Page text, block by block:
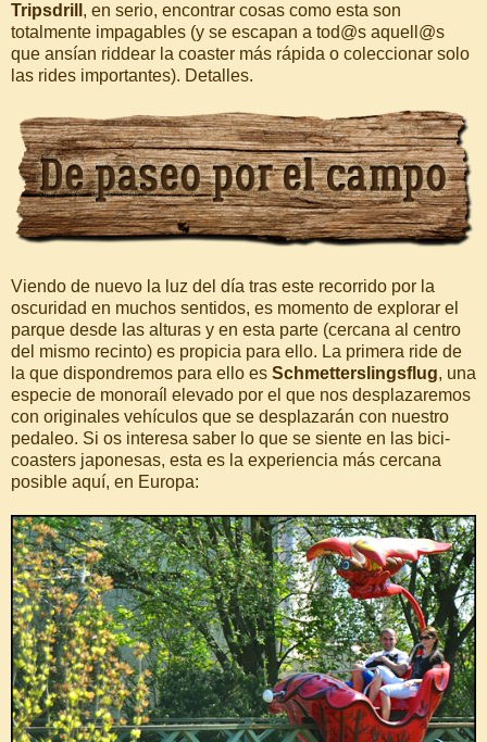
Tripsdrill , en serio, encontrar cosas como esta son
totalmente impagables (y se escapan a tod@s aquell@s
que ansían riddear la coaster más rápida o coleccionar solo
las rides importantes). Detalles.
Viendo de nuevo la luz del día tras este recorrido por la
oscuridad en muchos sentidos, es momento de explorar el
parque desde las alturas y en esta parte (cercana al centro
del mismo recinto) es propicia para ello. La primera ride de
la que dispondremos para ello es Schmetterslingsflug, una
especie de monoraíl elevado por el que nos desplazaremos
con originales vehículos que se desplazarán con nuestro
pedaleo. Si os interesa saber lo que se siente en las bici-
coasters japonesas, esta es la experiencia más cercana
posible aquí, en Europa: